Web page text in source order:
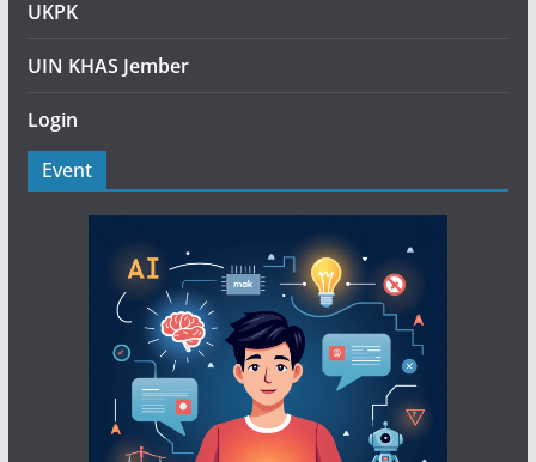
UKPK
UIN KHAS Jember
Login
Event